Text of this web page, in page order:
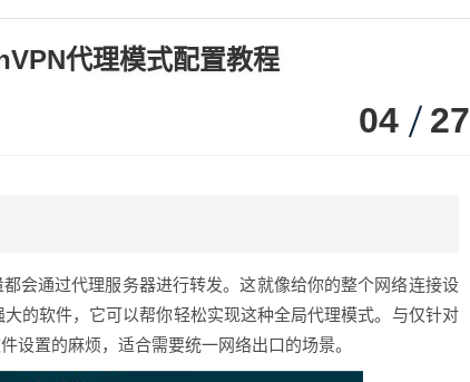
代理模式配置教程
04 27
会通过代理服务器进行转发。这就像给你的整个网络连接设
的软件，它可以帮你轻松实现这种全局代理模式。与仅针对
设置的麻烦，适合需要统一网络出口的场景。